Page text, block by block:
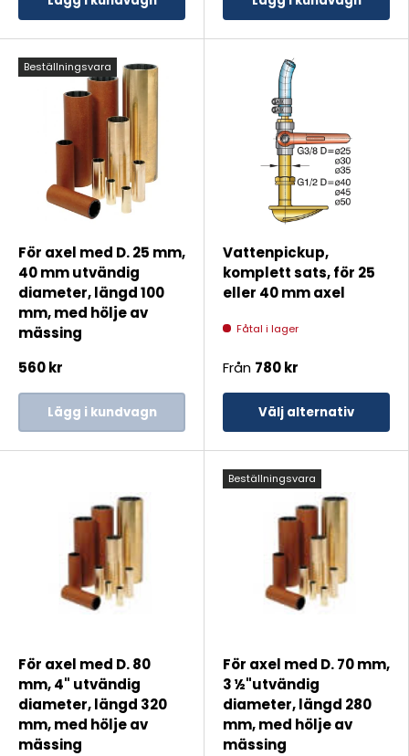
Beställningsvara
För axel med D. 25 mm,
40 mm utvändig
diameter, längd 100
mm, med hölje av
mässing
560 kr
Lägg i kundvagn
Vattenpickup,
komplett sats, för 25
eller 40 mm axel
Fåtal i lager
Från 780 kr
Välj alternativ
För axel med D. 80
mm, 4" utvändig
diameter, längd 320
mm, med hölje av
mässing
Beställningsvara
För axel med D. 70 mm,
3 ½"utvändig
diameter, längd 280
mm, med hölje av
mässing